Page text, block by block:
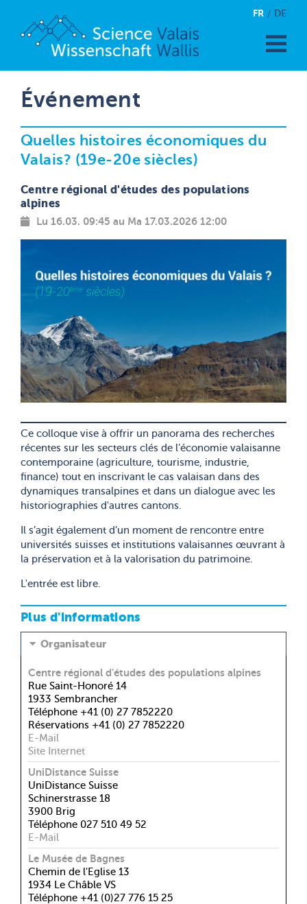
FR DE
Événement
Quelles histoires économiques du
Valais? (19e-20e siècles)
Centre régional d'études des populations
alpines
Lu 16.03. 09:45 au Ma 17.03.2026 12:00
Ce colloque vise à offrir un panorama des recherches
récentes sur les secteurs clés de l’économie valaisanne
contemporaine (agriculture, tourisme, industrie,
finance) tout en inscrivant le cas valaisan dans des
dynamiques transalpines et dans un dialogue avec les
historiographies d'autres cantons.
Il s’agit également d’un moment de rencontre entre
universités suisses et institutions valaisannes œuvrant à
la préservation et à la valorisation du patrimoine.
L'entrée est libre.
Plus d'informations
Organisateur
Centre régional d'études des populations alpines
Rue Saint-Honoré 14
1933 Sembrancher
Téléphone +41 (0) 27 7852220
Réservations +41 (0) 27 7852220
E-Mail
Site Internet
UniDistance Suisse
UniDistance Suisse
Schinerstrasse 18
3900 Brig
Téléphone 027 510 49 52
E-Mail
Le Musée de Bagnes
Chemin de l'Eglise 13
1934 Le Châble VS
Téléphone +41 (0)27 776 15 25